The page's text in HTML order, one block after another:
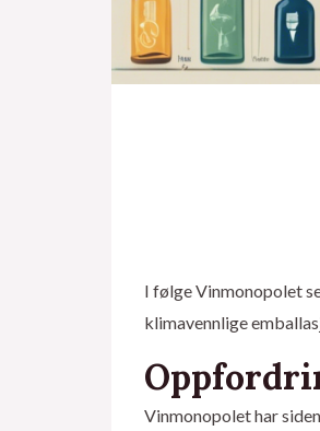
I følge Vinmonopolet
klimavennlige
Vinmonopolet har